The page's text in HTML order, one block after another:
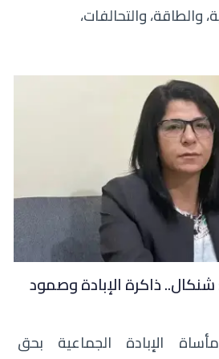
والطاقة، والتحالفات،
ذاكرة الإبادة وصمود
الإبادة الجماعية بحق